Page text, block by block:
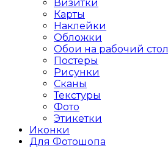
Визитки
Карты
Наклейки
Обложки
Обои на рабочий стол
Постеры
Рисунки
Сканы
Текстуры
Фото
Этикетки
Иконки
Для Фотошопа